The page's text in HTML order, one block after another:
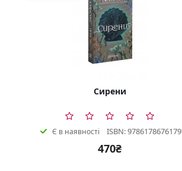
Сирени
Є в наявності ISBN: 9786178676179
470₴